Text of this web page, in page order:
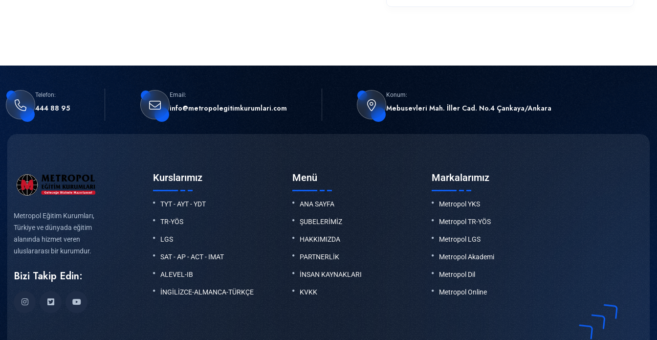
Telefon:
444 88 95
Email:
info@metropolegitimkurumlari.com
Konum:
Mebusevleri Mah. İller Cad. No.4 Çankaya/Ankara
Metropol Eğitim Kurumları,
Türkiye ve dünyada eğitim
alanında hizmet veren
uluslararası bir kurumdur.
Bizi Takip Edin:
Kurslarımız
TYT - AYT - YDT
TR-YÖS
LGS
SAT - AP - ACT - IMAT
ALEVEL-IB
İNGİLİZCE-ALMANCA-TÜRKÇE
Menü
ANA SAYFA
ŞUBELERİMİZ
HAKKIMIZDA
PARTNERLİK
İNSAN KAYNAKLARI
KVKK
Markalarımız
Metropol YKS
Metropol TR-YÖS
Metropol LGS
Metropol Akademi
Metropol Dil
Metropol Online